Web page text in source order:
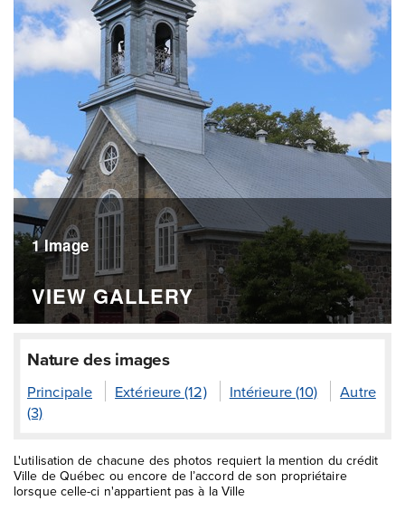
1 Image
VIEW GALLERY
Nature des images
Principale Extérieure (12) Intérieure (10)
Autre
(3)
L'utilisation de chacune des photos requiert la mention du crédit
Ville de Québec ou encore de l’accord de son propriétaire
lorsque celle-ci n'appartient pas à la Ville